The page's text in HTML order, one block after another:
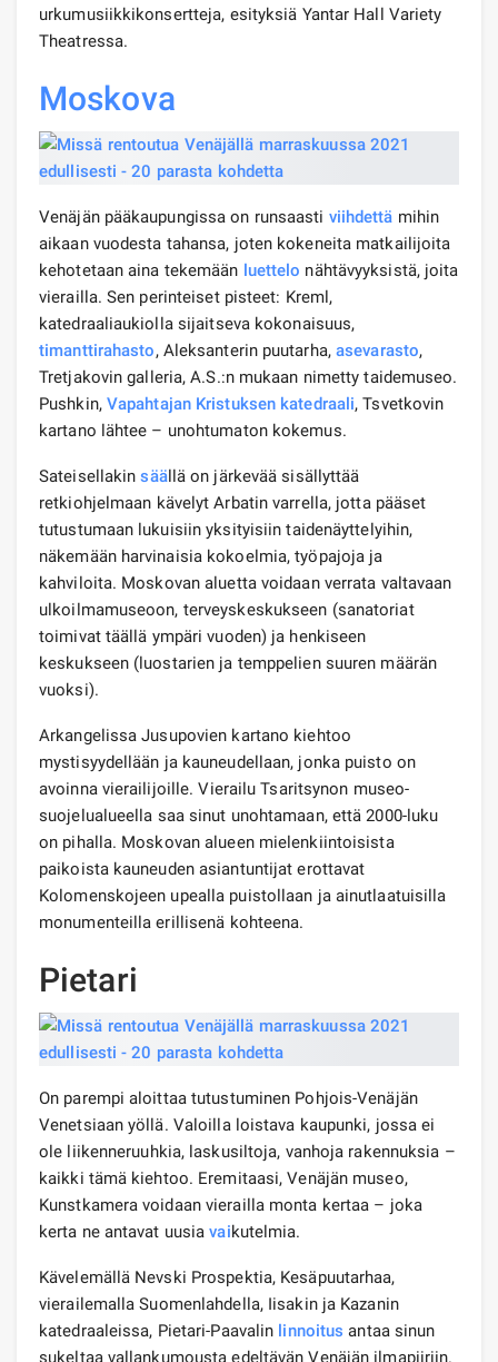
urkumusiikkikonsertteja, esityksiä Yantar Hall Variety
Theatressa.
Moskova
Venäjän pääkaupungissa on runsaasti viihdettä mihin
aikaan vuodesta tahansa, joten kokeneita matkailijoita
kehotetaan aina tekemään luettelo nähtävyyksistä, joita
vierailla. Sen perinteiset pisteet: Kreml,
katedraaliaukiolla sijaitseva kokonaisuus,
timanttirahasto, Aleksanterin puutarha, asevarasto,
Tretjakovin galleria, A.S.:n mukaan nimetty taidemuseo.
Pushkin, Vapahtajan Kristuksen katedraali, Tsvetkovin
kartano lähtee – unohtumaton kokemus.
Sateisellakinsäällä on järkevää sisällyttää
retkiohjelmaan kävelyt Arbatin varrella, jotta pääset
tutustumaan lukuisiin yksityisiin taidenäyttelyihin,
näkemään harvinaisia ​​kokoelmia, työpajoja ja
kahviloita. Moskovan aluetta voidaan verrata valtavaan
ulkoilmamuseoon, terveyskeskukseen (sanatoriat
toimivat täällä ympäri vuoden) ja henkiseen
keskukseen (luostarien ja temppelien suuren määrän
vuoksi).
Arkangelissa Jusupovien kartano kiehtoo
mystisyydellään ja kauneudellaan, jonka puisto on
avoinna vierailijoille. Vierailu Tsaritsynon museo-
suojelualueella saa sinut unohtamaan, että 2000-luku
on pihalla. Moskovan alueen mielenkiintoisista
paikoista kauneuden asiantuntijat erottavat
Kolomenskojeen upealla puistollaan ja ainutlaatuisilla
monumenteilla erillisenä kohteena.
Pietari
On parempi aloittaa tutustuminen Pohjois-Venäjän
Venetsiaan yöllä. Valoilla loistava kaupunki, jossa ei
ole liikenneruuhkia, laskusiltoja, vanhoja rakennuksia –
kaikki tämä kiehtoo. Eremitaasi, Venäjän museo,
Kunstkamera voidaan vierailla monta kertaa – joka
kerta ne antavat uusiavaikutelmia.
Kävelemällä Nevski Prospektia, Kesäpuutarhaa,
vierailemalla Suomenlahdella, Iisakin ja Kazanin
katedraaleissa, Pietari-Paavalin linnoitus antaa sinun
sukeltaa vallankumousta edeltävän Venäjän ilmapiiriin.